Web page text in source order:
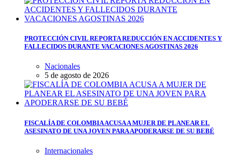
PROTECCIÓN CIVIL REPORTA REDUCCIÓN EN ACCIDENTES Y
FALLECIDOS DURANTE VACACIONES AGOSTINAS 2026
Nacionales
5 de agosto de 2026
FISCALÍA DE COLOMBIA ACUSA A MUJER DE PLANEAR EL
ASESINATO DE UNA JOVEN PARA APODERARSE DE SU BEBÉ
Internacionales